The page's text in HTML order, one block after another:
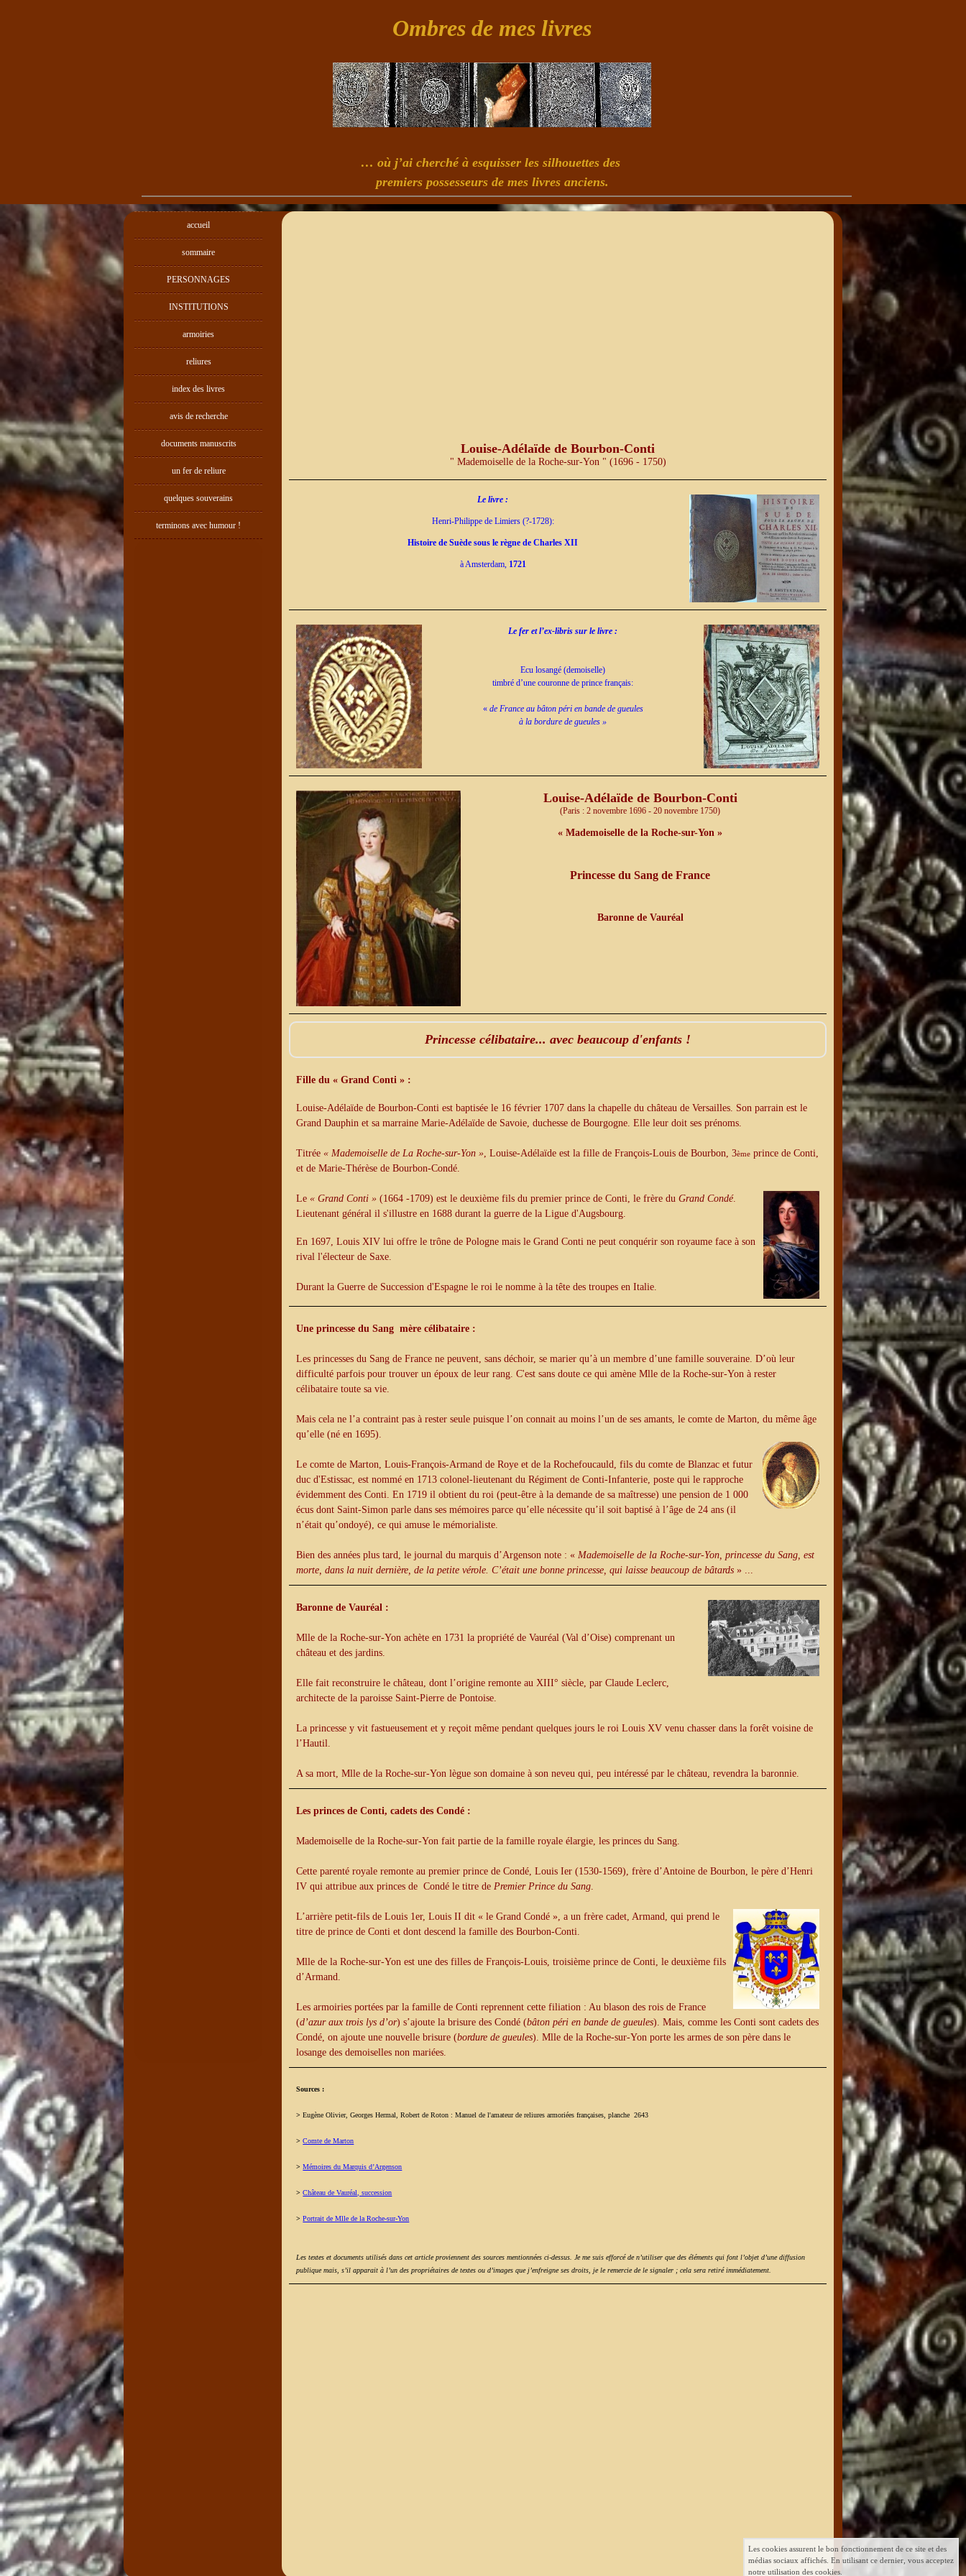
Ombres de mes livres
… où j’ai cherché à esquisser les silhouettes des
premiers possesseurs de mes livres anciens.
accueil
sommaire
PERSONNAGES
INSTITUTIONS
armoiries
reliures
index des livres
avis de recherche
documents manuscrits
un fer de reliure
quelques souverains
terminons avec humour !
Louise-Adélaïde de Bourbon-Conti
" Mademoiselle de la Roche-sur-Yon " (1696 - 1750)
Le livre :
Henri-Philippe de Limiers (?-1728):
Histoire de Suède sous le règne de Charles XII
à Amsterdam, 1721
Le fer et l’ex-libris sur le livre :
Ecu losangé (demoiselle)
timbré d’une couronne de prince français:
« de France au bâton péri en bande de gueules
à la bordure de gueules »
Louise-Adélaïde de Bourbon-Conti
(Paris : 2 novembre 1696 - 20 novembre 1750)
« Mademoiselle de la Roche-sur-Yon »
Princesse du Sang de France
Baronne de Vauréal
Princesse célibataire... avec beaucoup d'enfants !
Fille du « Grand Conti » :
Louise-Adélaïde de Bourbon-Conti est baptisée le 16 février 1707 dans la chapelle du château de Versailles. Son parrain est le
Grand Dauphin et sa marraine Marie-Adélaïde de Savoie, duchesse de Bourgogne. Elle leur doit ses prénoms.
Titrée« Mademoiselle de La Roche-sur-Yon » , Louise-Adélaïde est la fille de François-Louis de Bourbon, 3ème prince de Conti,
et de Marie-Thérèse de Bourbon-Condé.
Le« Grand Conti » (1664 -1709) est le deuxième fils du premier prince de Conti, le frère duGrand Condé.
Lieutenant général il s'illustre en 1688 durant la guerre de la Ligue d'Augsbourg.
En 1697, Louis XIV lui offre le trône de Pologne mais le Grand Conti ne peut conquérir son royaume face à son
rival l'électeur de Saxe.
Durant la Guerre de Succession d'Espagne le roi le nomme à la tête des troupes en Italie.
Une princesse du Sang mère célibataire :
Les princesses du Sang de France ne peuvent, sans déchoir, se marier qu’à un membre d’une famille souveraine. D’où leur
difficulté parfois pour trouver un époux de leur rang. C'est sans doute ce qui amène Mlle de la Roche-sur-Yon à rester
célibataire toute sa vie.
Mais cela ne l’a contraint pas à rester seule puisque l’on connait au moins l’un de ses amants, le comte de Marton, du même âge
qu’elle (né en 1695).
Le comte de Marton, Louis-François-Armand de Roye et de la Rochefoucauld, fils du comte de Blanzac et futur
duc d'Estissac, est nommé en 1713 colonel-lieutenant du Régiment de Conti-Infanterie, poste qui le rapproche
évidemment des Conti. En 1719 il obtient du roi (peut-être à la demande de sa maîtresse) une pension de 1 000
écus dont Saint-Simon parle dans ses mémoires parce qu’elle nécessite qu’il soit baptisé à l’âge de 24 ans (il
n’était qu’ondoyé), ce qui amuse le mémorialiste.
Bien des années plus tard, le journal du marquis d’Argenson note : « Mademoiselle de la Roche-sur-Yon, princesse du Sang, est
morte, dans la nuit dernière, de la petite vérole. C’était une bonne princesse, qui laisse beaucoup de bâtards » ...
Baronne de Vauréal :
Mlle de la Roche-sur-Yon achète en 1731 la propriété de Vauréal (Val d’Oise) comprenant un
château et des jardins.
Elle fait reconstruire le château, dont l’origine remonte au XIII° siècle, par Claude Leclerc,
architecte de la paroisse Saint-Pierre de Pontoise.
La princesse y vit fastueusement et y reçoit même pendant quelques jours le roi Louis XV venu chasser dans la forêt voisine de
l’Hautil.
A sa mort, Mlle de la Roche-sur-Yon lègue son domaine à son neveu qui, peu intéressé par le château, revendra la baronnie.
Les princes de Conti, cadets des Condé :
Mademoiselle de la Roche-sur-Yon fait partie de la famille royale élargie, les princes du Sang.
Cette parenté royale remonte au premier prince de Condé, Louis Ier (1530-1569), frère d’Antoine de Bourbon, le père d’Henri
IV qui attribue aux princes de Condé le titre de Premier Prince du Sang
L’arrière petit-fils de Louis 1er, Louis II dit « le Grand Condé », a un frère cadet, Armand, qui prend le
titre de prince de Conti et dont descend la famille des Bourbon-Conti.
Mlle de la Roche-sur-Yon est une des filles de François-Louis, troisième prince de Conti, le deuxième fils
d’Armand.
Les armoiries portées par la famille de Conti reprennent cette filiation : Au blason des rois de France
(d’azur aux trois lys d’or) s’ajoute la brisure des Condé (bâton péri en bande de gueules). Mais, comme les Conti sont cadets des
Condé, on ajoute une nouvelle brisure (bordure de gueules). Mlle de la Roche-sur-Yon porte les armes de son père dans le
losange des demoiselles non mariées.
Sources :
> Eugène Olivier, Georges Hermal, Robert de Roton : Manuel de l'amateur de reliures armoriées françaises, planche 2643
> Comte de Marton
> Mémoires du Marquis d’Argenson
> Château de Vauréal, succession
> Portrait de Mlle de la Roche-sur-Yon
Les textes et documents utilisés dans cet article proviennent des sources mentionnées ci-dessus. Je me suis efforcé de n’utiliser que des éléments qui font l’objet d’une diffusion
publique mais, s’il apparait à l’un des propriétaires de textes ou d’images que j’enfreigne ses droits, je le remercie de le signaler ; cela sera retiré immédiatement.
Les cookies assurent le bon fonctionnement de ce site et des
médias sociaux affichés. En utilisant ce dernier, vous acceptez
notre utilisation des cookies.